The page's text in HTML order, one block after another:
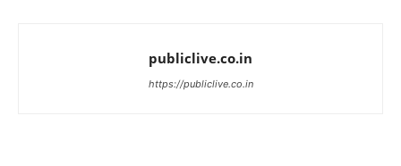
publiclive.co.in
https://publiclive.co.in